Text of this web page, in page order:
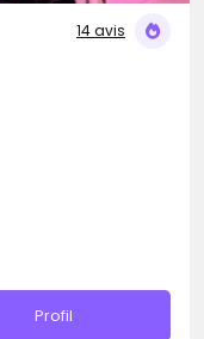
14 avis
Profil